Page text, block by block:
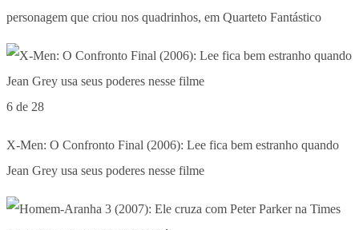
personagem que criou nos quadrinhos, em Quarteto Fantástico
6 de 28
X-Men: O Confronto Final (2006): Lee fica bem estranho quando
Jean Grey usa seus poderes nesse filme